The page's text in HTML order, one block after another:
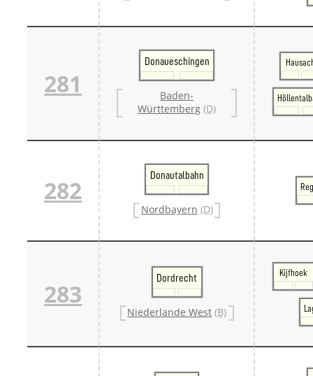
281
Donaueschingen
Baden-
Württemberg (D)
282
Donautalbahn
Nordbayern (D)
283
Dordrecht
Niederlande West (B)
Kijfhoek